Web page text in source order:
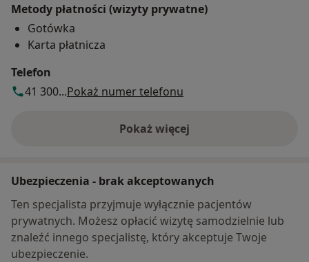
Metody płatności (wizyty prywatne)
Gotówka
Karta płatnicza
Telefon
41 300...Pokaż numer telefonu
Pokaż więcej
o adresie
Ubezpieczenia - brak akceptowanych
Ten specjalista przyjmuje wyłącznie pacjentów
prywatnych. Możesz opłacić wizytę samodzielnie lub
znaleźć innego specjalistę, który akceptuje Twoje
ubezpieczenie.